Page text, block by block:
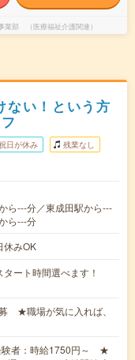
部 （医療福祉介護関連）
ない！という方
日が休み 残業なし
ら---分／東成田駅から---
ら---分
みOK
ート時間選べます！
★職場が気に入れば、
験者：時給1750円～ ★